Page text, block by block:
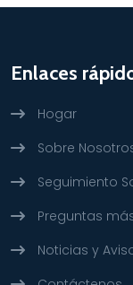
Enlaces
Hogar
Sobre
Seguimiento
Preguntas
Noticias y